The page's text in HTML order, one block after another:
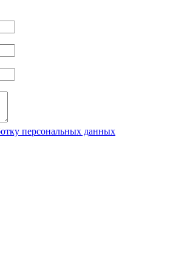
персональных данных